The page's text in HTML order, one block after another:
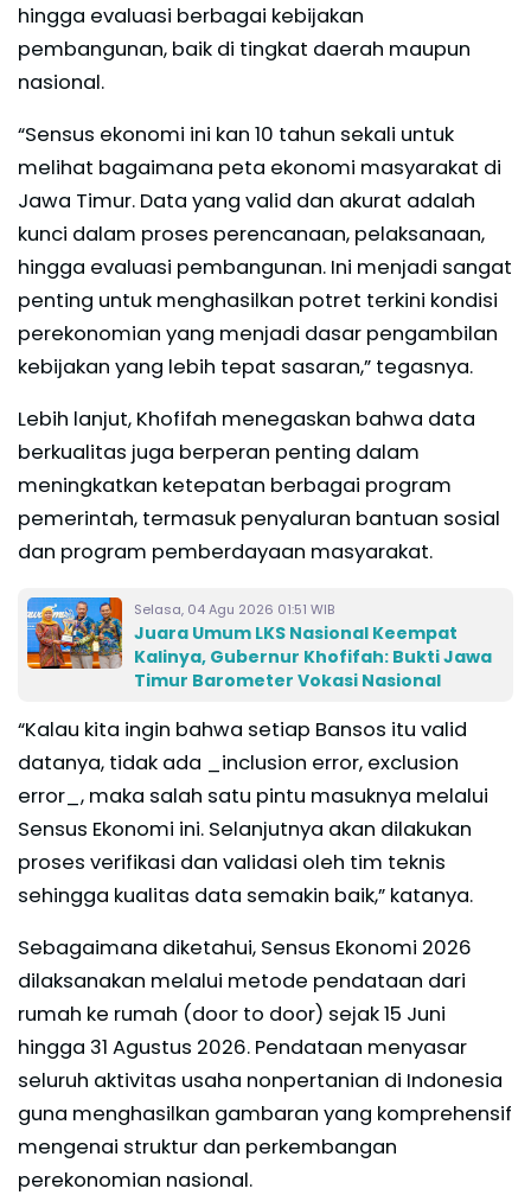
hingga evaluasi berbagai kebijakan
pembangunan, baik di tingkat daerah maupun
nasional.
“Sensus ekonomi ini kan 10 tahun sekali untuk
melihat bagaimana peta ekonomi masyarakat di
Jawa Timur. Data yang valid dan akurat adalah
kunci dalam proses perencanaan, pelaksanaan,
hingga evaluasi pembangunan. Ini menjadi sangat
penting untuk menghasilkan potret terkini kondisi
perekonomian yang menjadi dasar pengambilan
kebijakan yang lebih tepat sasaran,” tegasnya.
Lebih lanjut, Khofifah menegaskan bahwa data
berkualitas juga berperan penting dalam
meningkatkan ketepatan berbagai program
pemerintah, termasuk penyaluran bantuan sosial
dan program pemberdayaan masyarakat.
Selasa, 04 Agu 2026 01:51 WIB
Juara Umum LKS Nasional Keempat
Kalinya, Gubernur Khofifah: Bukti Jawa
Timur Barometer Vokasi Nasional
“Kalau kita ingin bahwa setiap Bansos itu valid
datanya, tidak ada _inclusion error, exclusion
error_, maka salah satu pintu masuknya melalui
Sensus Ekonomi ini. Selanjutnya akan dilakukan
proses verifikasi dan validasi oleh tim teknis
sehingga kualitas data semakin baik,” katanya.
Sebagaimana diketahui, Sensus Ekonomi 2026
dilaksanakan melalui metode pendataan dari
rumah ke rumah (door to door) sejak 15 Juni
hingga 31 Agustus 2026. Pendataan menyasar
seluruh aktivitas usaha nonpertanian di Indonesia
guna menghasilkan gambaran yang komprehensif
mengenai struktur dan perkembangan
perekonomian nasional.